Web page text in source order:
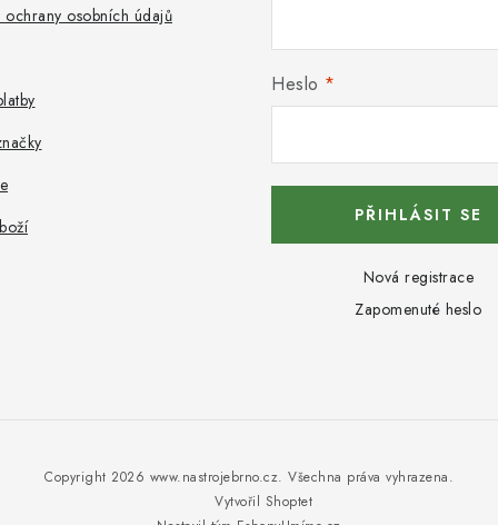
ochrany osobních údajů
Heslo
PŘIHLÁSIT SE
Nová registrace
Zapomenuté heslo
Vytvořil Shoptet
Copyright 2026 www.nastrojebrno.cz. Všechna práva vyhrazena.